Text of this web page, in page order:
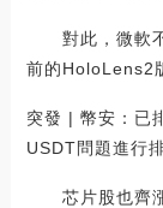
對此，微軟不
前的HoloLens2
突發 | 幣安：已
USDT問題進行
芯片股也齊漲